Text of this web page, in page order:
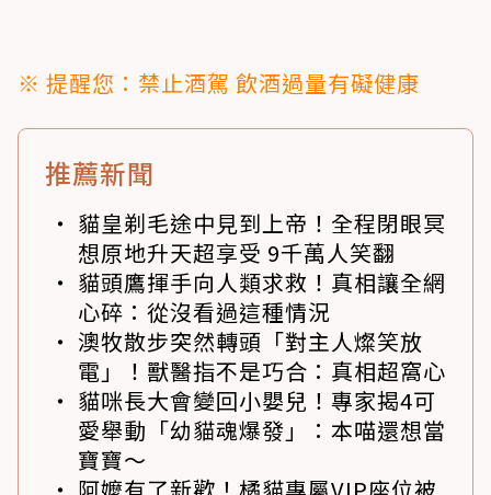
※ 提醒您：禁止酒駕 飲酒過量有礙健康
推薦新聞
貓皇剃毛途中見到上帝！全程閉眼冥
想原地升天超享受 9千萬人笑翻
貓頭鷹揮手向人類求救！真相讓全網
心碎：從沒看過這種情況
澳牧散步突然轉頭「對主人燦笑放
電」！獸醫指不是巧合：真相超窩心
貓咪長大會變回小嬰兒！專家揭4可
愛舉動「幼貓魂爆發」：本喵還想當
寶寶～